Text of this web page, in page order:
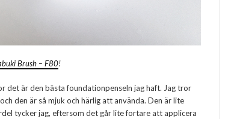
Brush – F80!
det är den bästa foundationpenseln jag haft. Jag tror
den är så mjuk och härlig att använda. Den är lite
tycker jag, eftersom det går lite fortare att applicera